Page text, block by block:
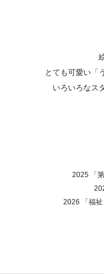
とても可愛い「
いろいろなス
2025 「
2026 「福